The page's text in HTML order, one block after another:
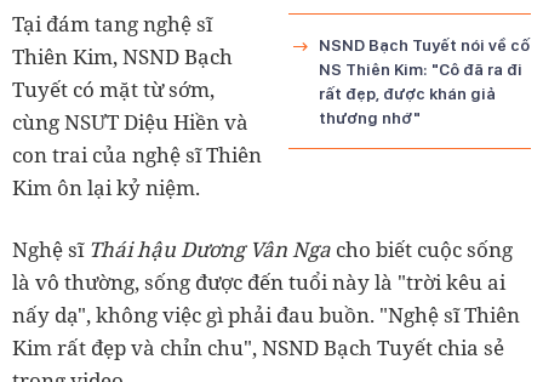
NSND Bạch Tuyết nói về cố
NS Thiên Kim: "Cô đã ra đi
rất đẹp, được khán giả
thương nhớ"
Tại đám tang nghệ sĩ
Thiên Kim, NSND Bạch
Tuyết có mặt từ sớm,
cùng NSƯT Diệu Hiền và
con trai của nghệ sĩ Thiên
Kim ôn lại kỷ niệm.
Nghệ sĩ Thái hậu Dương Vân Nga cho biết cuộc sống
là vô thường, sống được đến tuổi này là "trời kêu ai
nấy dạ", không việc gì phải đau buồn. "Nghệ sĩ Thiên
Kim rất đẹp và chỉn chu", NSND Bạch Tuyết chia sẻ